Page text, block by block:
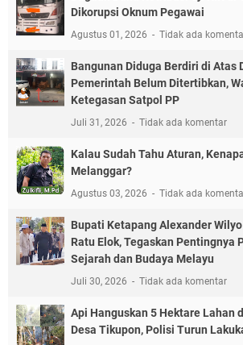
Dikorupsi Oknum Pegawai
Agustus 01, 2026 Tidak ada
Bangunan Diduga Berdiri di Atas
Pemerintah Belum Ditertibkan,
Ketegasan Satpol PP
Juli 31, 2026 Tidak ada komentar
Kalau Sudah Tahu Aturan,
Melanggar?
Agustus 03, 2026 Tidak ada
Bupati Ketapang Alexander
Ratu Elok, Tegaskan Pentingnya
Sejarah dan Budaya Melayu
Juli 30, 2026 Tidak ada komentar
Api Hanguskan 5 Hektare Lahan
Desa Tikupon, Polisi Turun